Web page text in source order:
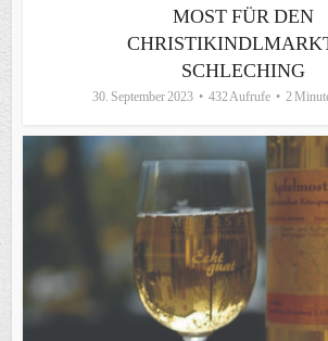
MOST FÜR DEN
SCHLECHING
30. September 2023 432 Aufrufe 2